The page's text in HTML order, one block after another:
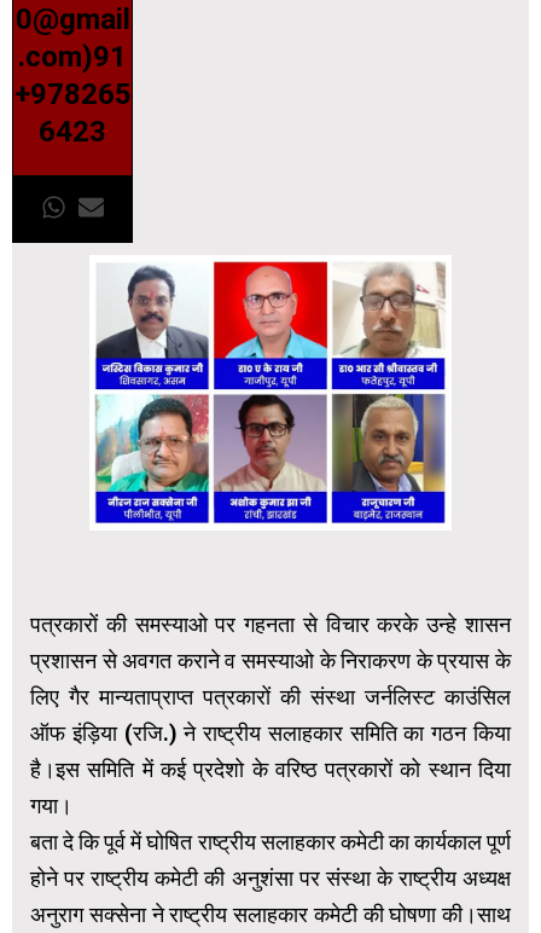
0@gmail
.com)91
+978265
6423
पत्रकारों की समस्याओ पर गहनता से विचार करके उन्हे शासन
प्रशासन से अवगत कराने व समस्याओ के निराकरण के प्रयास के
लिए गैर मान्यताप्राप्त पत्रकारों की संस्था जर्नलिस्ट काउंसिल
ऑफ इंड़िया (रजि.) ने राष्ट्रीय सलाहकार समिति का गठन किया
है।इस समिति में कई प्रदेशो के वरिष्ठ पत्रकारों को स्थान दिया
गया।
बता दे कि पूर्व में घोषित राष्ट्रीय सलाहकार कमेटी का कार्यकाल पूर्ण
होने पर राष्ट्रीय कमेटी की अनुशंसा पर संस्था के राष्ट्रीय अध्यक्ष
अनुराग सक्सेना ने राष्ट्रीय सलाहकार कमेटी की घोषणा की।साथ